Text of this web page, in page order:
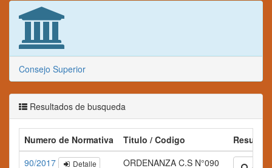
Consejo Superior
Resultados de busqueda
Numero de Normativa Titulo / Codigo
Resumen
90/2017
Detalle ORDENANZA C.S N°090